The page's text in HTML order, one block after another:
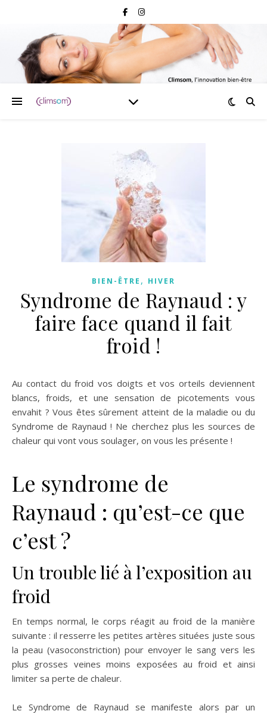
BIEN-ÊTRE , HIVER
Syndrome de Raynaud : y
faire face quand il fait
froid !
Au contact du froid vos doigts et vos orteils deviennent
blancs, froids, et une sensation de picotements vous
envahit ? Vous êtes sûrement atteint de la maladie ou du
Syndrome de Raynaud ! Ne cherchez plus les sources de
chaleur qui vont vous soulager, on vous les présente !
Le syndrome de
Raynaud : qu’est-ce que
c’est ?
Un trouble lié à l’exposition au
froid
En temps normal, le corps réagit au froid de la manière
suivante : il resserre les petites artères situées juste sous
la peau (vasoconstriction) pour envoyer le sang vers les
plus grosses veines moins exposées au froid et ainsi
limiter sa perte de chaleur.
Le Syndrome de Raynaud se manifeste alors par un